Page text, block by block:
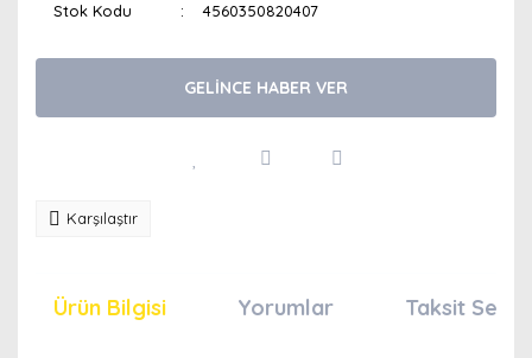
Stok Kodu 4560350820407
GELİNCE HABER VER
Karşılaştır
Ürün Bilgisi Yorumlar Taksit